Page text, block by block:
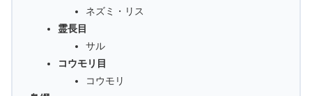
ネズミ・リス
霊長目
サル
コウモリ目
コウモリ